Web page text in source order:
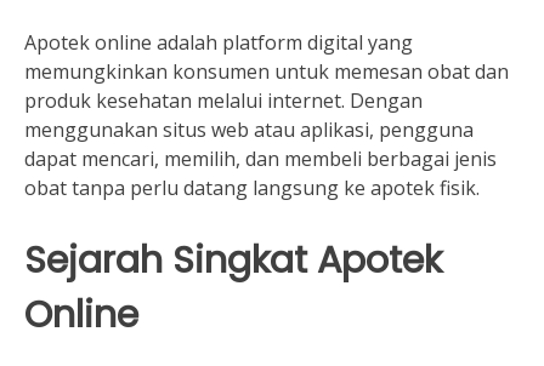
Apotek online adalah platform digital yang
memungkinkan konsumen untuk memesan obat dan
produk kesehatan melalui internet. Dengan
menggunakan situs web atau aplikasi, pengguna
dapat mencari, memilih, dan membeli berbagai jenis
obat tanpa perlu datang langsung ke apotek fisik.
Sejarah Singkat Apotek
Online